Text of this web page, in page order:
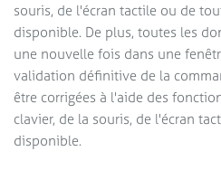
maintenant
Inscrivez-vous à
souris, de l'écran tactile ou de
disponible. De plus, toutes les
une nouvelle fois dans une
validation définitive de la
être corrigées à l'aide des
clavier, de la souris, de l'écran
disponible.